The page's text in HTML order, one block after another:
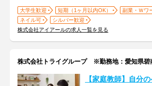
大学生歓迎 短期（1ヶ月以内OK）
副業・Ｗワ
ネイル可
シルバー歓迎
株式会社アイアールの求人一覧を見る
株式会社トライグループ ※勤務地：愛知県碧
【家庭教師】自分